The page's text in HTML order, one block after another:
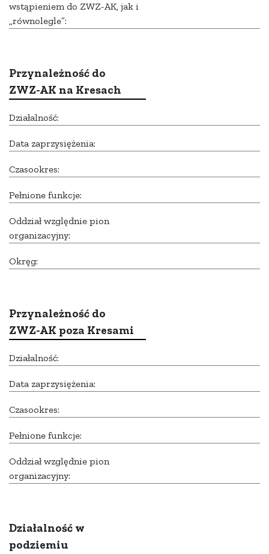
wstąpieniem do ZWZ-AK, jak i
„równolegle”:
Przynależność do
ZWZ-AK na Kresach
Działalność:
Data zaprzysiężenia:
Czasookres:
Pełnione funkcje:
Oddział względnie pion
organizacyjny:
Okręg:
Przynależność do
ZWZ-AK poza Kresami
Działalność:
Data zaprzysiężenia:
Czasookres:
Pełnione funkcje:
Oddział względnie pion
organizacyjny:
Działalność w
podziemiu